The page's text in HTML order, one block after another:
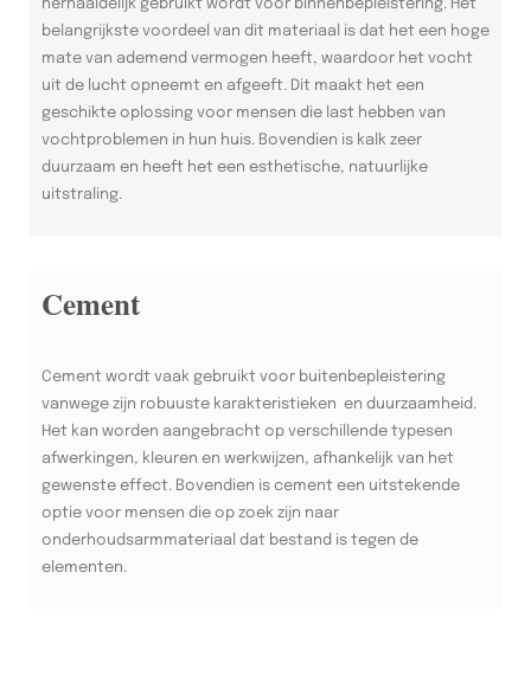
herhaaldelijk gebruikt wordt voor binnenbepleistering. Het
belangrijkste voordeel van dit materiaal is dat het een hoge
mate van ademend vermogen heeft, waardoor het vocht
uit de lucht opneemt en afgeeft. Dit maakt het een
geschikte oplossing voor mensen die last hebben van
vochtproblemen in hun huis. Bovendien is kalk zeer
duurzaam en heeft het een esthetische, natuurlijke
uitstraling.
Cement
Cement wordt vaak gebruikt voor buitenbepleistering
vanwege zijn robuuste karakteristieken en duurzaamheid.
Het kan worden aangebracht op verschillende typesen
afwerkingen, kleuren en werkwijzen, afhankelijk van het
gewenste effect. Bovendien is cement een uitstekende
optie voor mensen die op zoek zijn naar
onderhoudsarmmateriaal dat bestand is tegen de
elementen.